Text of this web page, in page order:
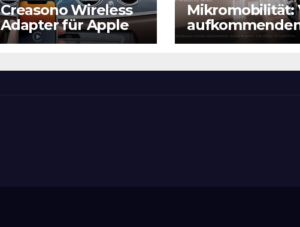
Creasono Wireless
Adapter für Apple
CarPlay und
2,4 & 5 Ghz
Mikromobilität:
Trend zum